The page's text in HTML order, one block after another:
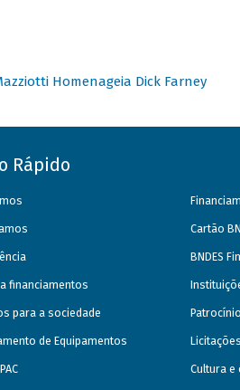
Homenageia Dick Farney
Rápido
financiamentos
para a sociedade
de Equipamentos
Cartão
BNDES
Licitações
Cultura